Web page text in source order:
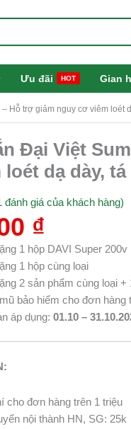
Ưu đãi HOT Gian
Hỗ trợ giảm nguy cơ viêm loét
Đại Việt
dạ dày,
đánh giá của khách hàng)
₫
1 hộp DAVI Super 200v
1 hộp cùng loại
2 sản phẩm cùng loại +
bảo hiểm cho đơn hàng
áp dụng: 01.10 –
cho đơn hàng trên 1 triệu
nội thành HN, SG: 25k